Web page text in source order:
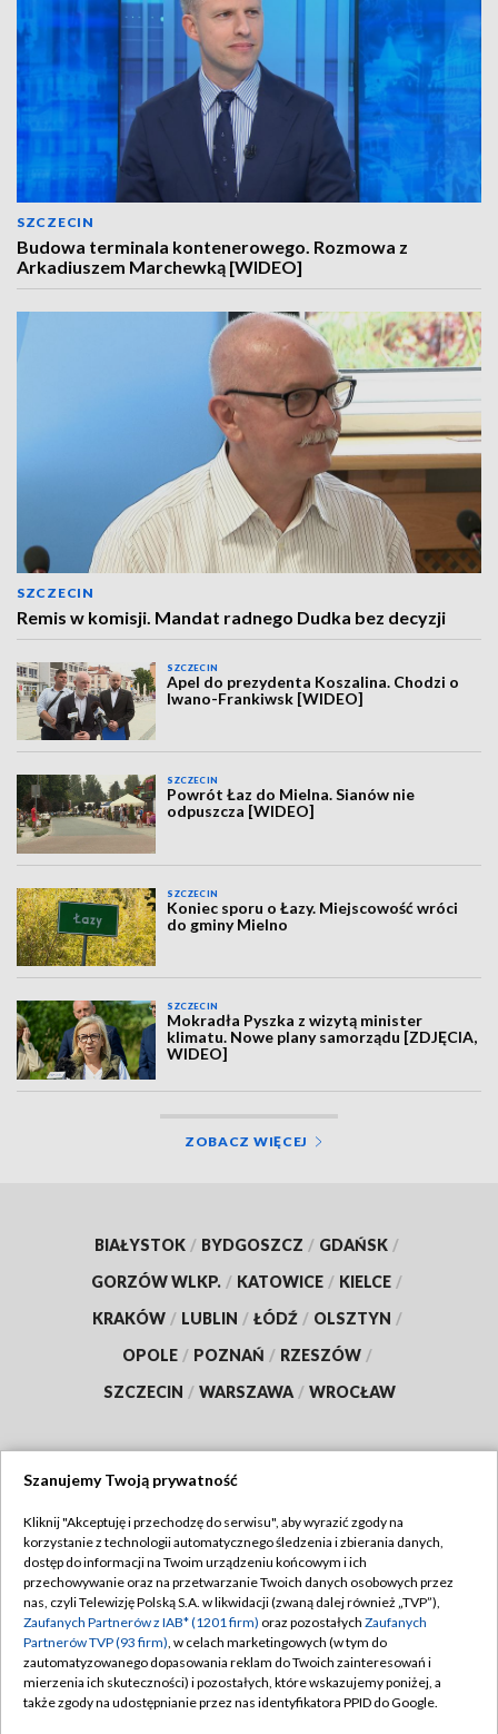
SZCZECIN
Budowa terminala kontenerowego. Rozmowa z
Arkadiuszem Marchewką [WIDEO]
SZCZECIN
Remis w komisji. Mandat radnego Dudka bez decyzji
SZCZECIN
Apel do prezydenta Koszalina. Chodzi o
Iwano-Frankiwsk [WIDEO]
SZCZECIN
Powrót Łaz do Mielna. Sianów nie
odpuszcza [WIDEO]
SZCZECIN
Koniec sporu o Łazy. Miejscowość wróci
do gminy Mielno
SZCZECIN
Mokradła Pyszka z wizytą minister
klimatu. Nowe plany samorządu [ZDJĘCIA,
WIDEO]
ZOBACZ WIĘCEJ
BIAŁYSTOK / BYDGOSZCZ / GDAŃSK /
GORZÓW WLKP. / KATOWICE / KIELCE /
KRAKÓW / LUBLIN / ŁÓDŹ / OLSZTYN /
OPOLE / POZNAŃ / RZESZÓW /
SZCZECIN / WARSZAWA / WROCŁAW
TVP
Abonament TVP
Emisja w TVP
Centrum informacji TVP
Naziemna Telewizja Cyfrowa
Regulamin TVP
Polityka prywatności
Moje zgody
Pomoc
Szanujemy Twoją prywatność
Kliknij "Akceptuję i przechodzę do serwisu", aby wyrazić zgody na
korzystanie z technologii automatycznego śledzenia i zbierania danych,
dostęp do informacji na Twoim urządzeniu końcowym i ich
przechowywanie oraz na przetwarzanie Twoich danych osobowych przez
nas, czyli Telewizję Polską S.A. w likwidacji (zwaną dalej również „TVP”),
Zaufanych Partnerów z IAB* (1201 firm) oraz pozostałych Zaufanych
Partnerów TVP (93 firm), w celach marketingowych (w tym do
zautomatyzowanego dopasowania reklam do Twoich zainteresowań i
mierzenia ich skuteczności) i pozostałych, które wskazujemy poniżej, a
także zgody na udostępnianie przez nas identyfikatora PPID do Google.